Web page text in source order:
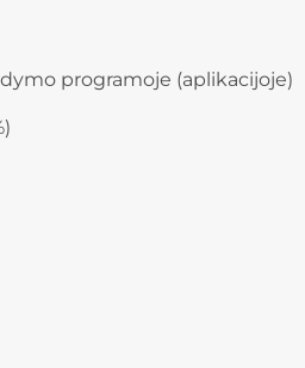
programoje (aplikacijoje)